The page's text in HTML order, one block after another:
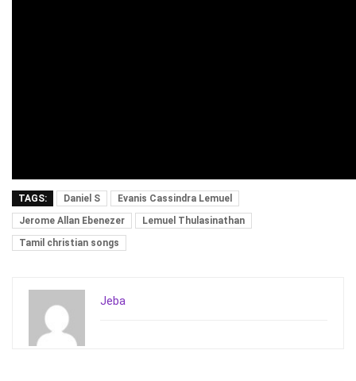
TAGS: Daniel S
Evanis Cassindra Lemuel
Jerome Allan Ebenezer
Lemuel Thulasinathan
Tamil christian songs
Jeba